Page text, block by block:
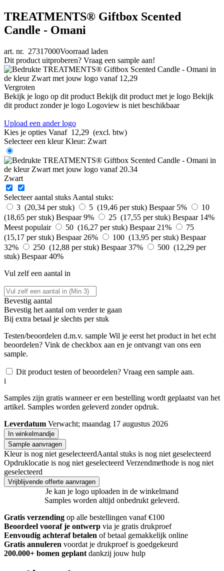
TREATMENTS® Giftbox Scented
Candle - Omani
art. nr. 27317000Voorraad laden
Dit product uitproberen? Vraag een sample aan!
Vergroten
Bekijk je logo op dit product Bekijk dit product met je logo Bekijk
dit product zonder je logo Logoview is niet beschikbaar
Upload een ander logo
Kies je opties Vanaf 12,29 (excl. btw)
Selecteer een kleur Kleur: Zwart
Zwart
Selecteer aantal stuks Aantal stuks:
3 (20,34 per stuk)
5 (19,46 per stuk) Bespaar 5%
10
(18,65 per stuk) Bespaar 9% 25 (17,55 per stuk) Bespaar 14%
Meest populair
50 (16,27 per stuk) Bespaar 21%
75
(15,17 per stuk) Bespaar 26% 100 (13,95 per stuk) Bespaar
32%
250 (12,88 per stuk) Bespaar 37%
500 (12,29 per
stuk) Bespaar 40%
Vul zelf een aantal in
Bevestig aantal
Bevestig het aantal om verder te gaan
Bij extra betaal je slechts per stuk
Testen/beoordelen d.m.v. sample Wil je eerst het product in het echt
beoordelen? Vink de checkbox aan en je ontvangt van ons een
sample.
Dit product testen of beoordelen? Vraag een sample aan.
i
Samples zijn gratis wanneer er een bestelling wordt geplaatst van het
artikel. Samples worden geleverd zonder opdruk.
Leverdatum Verwacht; maandag 17 augustus 2026
In winkelmandje
Sample aanvragen
Kleur is nog niet geselecteerdAantal stuks is nog niet geselecteerd
Opdruklocatie is nog niet geselecteerd Verzendmethode is nog niet
geselecteerd
Vrijblijvende offerte aanvragen
Je kan je logo uploaden in de winkelmand
Samples worden altijd onbedrukt geleverd.
Gratis verzending op alle bestellingen vanaf €100
Beoordeel vooraf je ontwerp via je gratis drukproef
Eenvoudig achteraf betalen of betaal gemakkelijk online
Gratis annuleren voordat je drukproef is goedgekeurd
200.000+ bomen geplant dankzij jouw hulp